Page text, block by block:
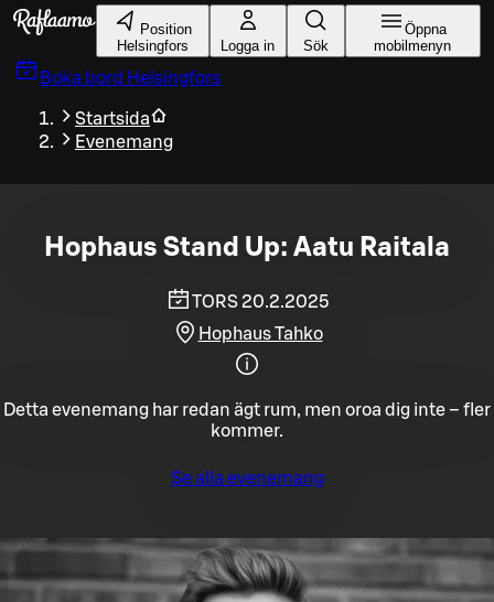
Gå till huvudinnehållet
Position
Helsingfors
Logga in Sök
Öppna
mobilmenyn
Boka bord Helsingfors
Startsida
Evenemang
Hophaus Stand Up: Aatu Raitala
TORS 20.2.2025
Hophaus Tahko
Detta evenemang har redan ägt rum, men oroa dig inte – fler
kommer.
Se alla evenemang